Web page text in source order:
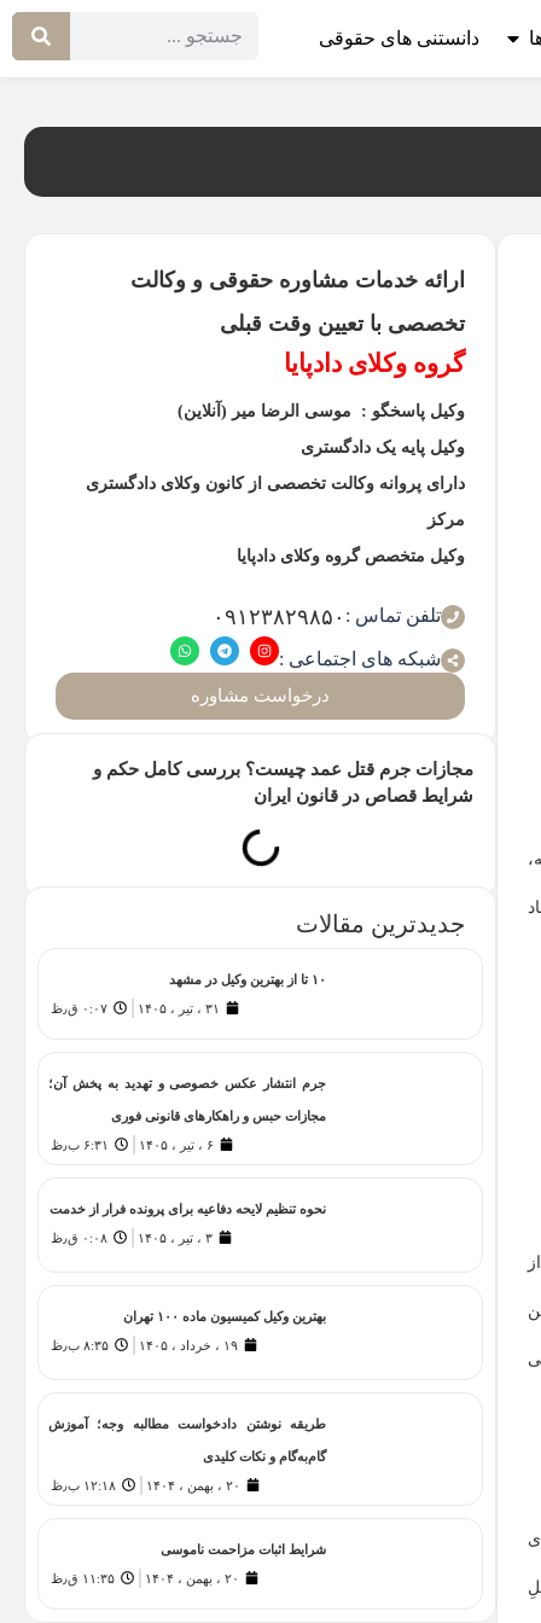
دانستنی های حقوقی
ارائه خدمات مشاوره حقوقی و وکالت
تخصصی با تعیین وقت قبلی
گروه وکلای دادپایا
وکیل پاسخگو : موسی الرضا میر (آنلاین)
وکیل پایه یک دادگستری
دارای پروانه وکالت تخصصی از کانون وکلای دادگستری
مرکز
وکیل متخصص گروه وکلای دادپایا
تلفن تماس : ۰۹۱۲۳۸۲۹۸۵۰
شبکه های اجتماعی :
درخواست مشاوره
مجازات جرم قتل عمد چیست؟ بررسی کامل حکم و
شرایط قصاص در قانون ایران
جدیدترین مقالات
۱۰ تا از بهترین وکیل در مشهد
۳۱ ، تیر ، ۱۴۰۵
۰:۰۷ ق٫ظ
جرم انتشار عکس خصوصی و تهدید به پخش آن؛
مجازات حبس و راهکارهای قانونی فوری
۶ ، تیر ، ۱۴۰۵
۶:۳۱ ب٫ظ
نحوه تنظیم لایحه دفاعیه برای پرونده فرار از خدمت
۳ ، تیر ، ۱۴۰۵
۰:۰۸ ق٫ظ
بهترین وکیل کمیسیون ماده ۱۰۰ تهران
۱۹ ، خرداد ، ۱۴۰۵
۸:۳۵ ب٫ظ
طریقه نوشتن دادخواست مطالبه وجه؛ آموزش
گام‌به‌گام و نکات کلیدی
۲۰ ، بهمن ، ۱۴۰۴
۱۲:۱۸ ب٫ظ
شرایط اثبات مزاحمت ناموسی
۲۰ ، بهمن ، ۱۴۰۴
۱۱:۳۵ ق٫ظ